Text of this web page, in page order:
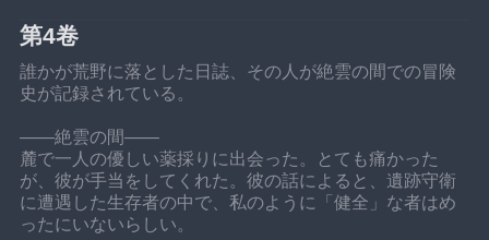
第4卷
誰かが荒野に落とした日誌、その人が絶雲の間での冒険
史が記録されている。
——絶雲の間——
麓で一人の優しい薬採りに出会った。とても痛かった
が、彼が手当をしてくれた。彼の話によると、遺跡守衛
に遭遇した生存者の中で、私のように「健全」な者はめ
ったにいないらしい。